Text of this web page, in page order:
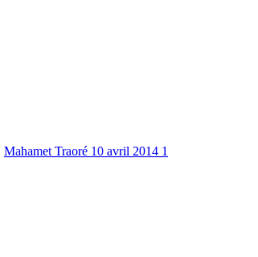
Mahamet Traoré 10 avril 2014 1